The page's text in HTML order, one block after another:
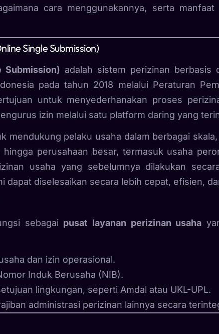
cara menggunakannya, serta
Single Submission)
Submission) adalah sistem perizinan berbasis
pada tahun 2018 melalui Peraturan
untuk menyederhanakan proses
izin melalui satu platform daring yang
mendukung pelaku usaha dalam berbagai
hingga perusahaan besar, termasuk usaha
usaha yang sebelumnya dilakukan
dapat diselesaikan secara lebih cepat, efisien,
sebagai pusat layanan perizinan usaha
dan izin operasional.
Induk Berusaha (NIB).
lingkungan, seperti Amdal atau UKL-UPL.
administrasi perizinan lainnya secara